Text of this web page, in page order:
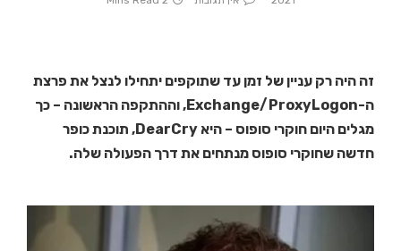
זה היה רק עניין של זמן עד שתוקפים יתחילו לנצל את פרצת
ה-Exchange/ProxyLogon, וההתקפה הראשונה – כך
מגלים היום חוקרי סופוס – היא DearCry, תוכנת כופר
חדשה שחוקרי סופוס מנתחים את דרך הפעולה שלה.